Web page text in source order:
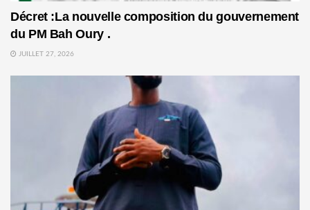
Décret :La nouvelle composition du gouvernement
du PM Bah Oury .
JUILLET 27, 2026